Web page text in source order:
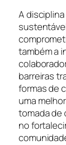
A
também a
barreiras
formas de
uma
tomada de
no